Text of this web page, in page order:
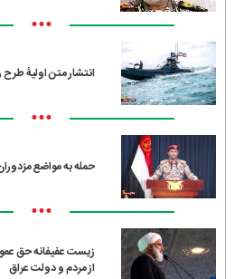
•••
انتشار متن اولیۀ
•••
حمله به مواضع
•••
زیست عفیفانه حق
از مردم و دولت عراق